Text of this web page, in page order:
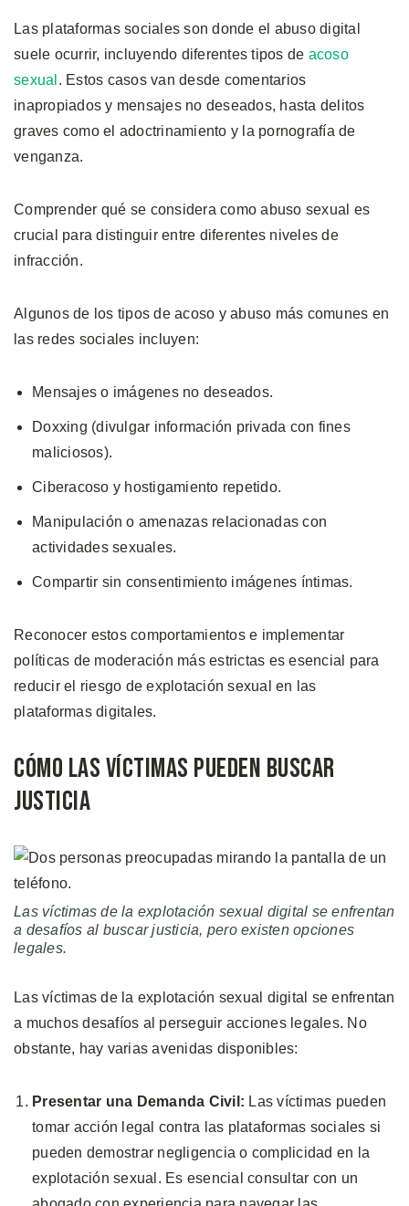
Las plataformas sociales son donde el abuso digital
suele ocurrir, incluyendo diferentes tipos de acoso
sexual . Estos casos van desde comentarios
inapropiados y mensajes no deseados, hasta delitos
graves como el adoctrinamiento y la pornografía de
venganza.
Comprender qué se considera como abuso sexual es
crucial para distinguir entre diferentes niveles de
infracción.
Algunos de los tipos de acoso y abuso más comunes en
las redes sociales incluyen:
Mensajes o imágenes no deseados.
Doxxing (divulgar información privada con fines
maliciosos).
Ciberacoso y hostigamiento repetido.
Manipulación o amenazas relacionadas con
actividades sexuales.
Compartir sin consentimiento imágenes íntimas.
Reconocer estos comportamientos e implementar
políticas de moderación más estrictas es esencial para
reducir el riesgo de explotación sexual en las
plataformas digitales.
Cómo las Víctimas Pueden Buscar
Justicia
Las víctimas de la explotación sexual digital se enfrentan
a desafíos al buscar justicia, pero existen opciones
legales.
Las víctimas de la explotación sexual digital se enfrentan
a muchos desafíos al perseguir acciones legales. No
obstante, hay varias avenidas disponibles:
Presentar una Demanda Civil: Las víctimas pueden
tomar acción legal contra las plataformas sociales si
pueden demostrar negligencia o complicidad en la
explotación sexual. Es esencial consultar con un